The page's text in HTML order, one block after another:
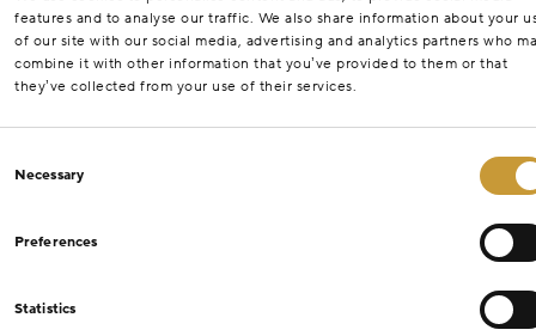
features and to analyse our traffic. We also share information about your
of our site with our social media, advertising and analytics partners who
combine it with other information that you’ve provided to them or that
they’ve collected from your use of their services.
Selection
Necessary
Preferences
Statistics